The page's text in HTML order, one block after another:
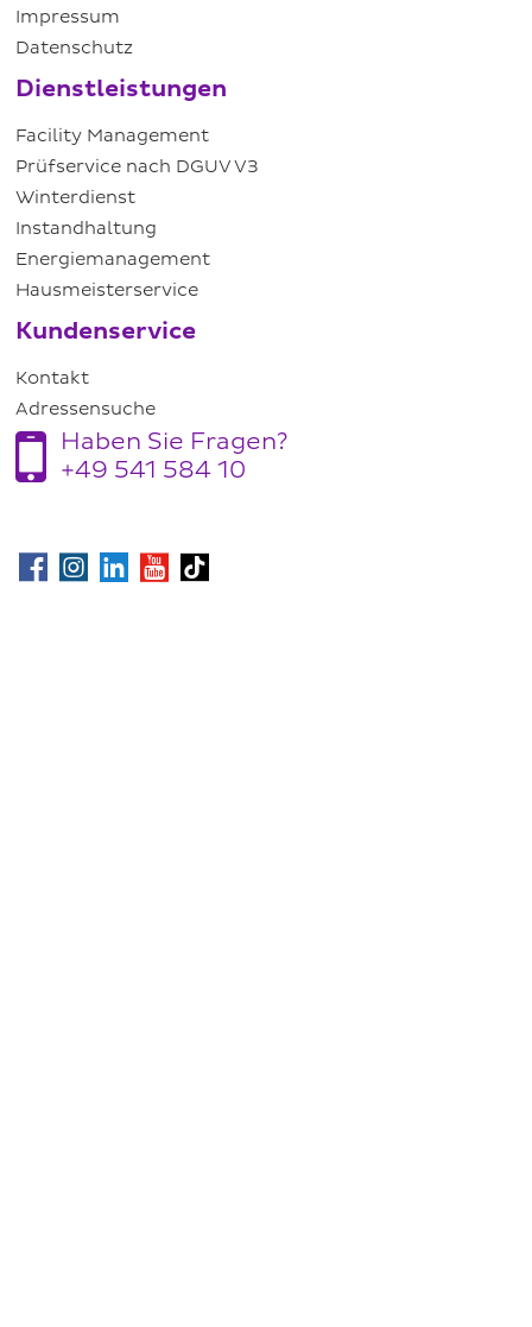
Impressum
Datenschutz
Dienstleistungen
Facility Management
Prüfservice nach DGUV V3
Winterdienst
Instandhaltung
Energiemanagement
Hausmeisterservice
Kundenservice
Kontakt
Adressensuche
Haben Sie Fragen?
+49 541 584 10